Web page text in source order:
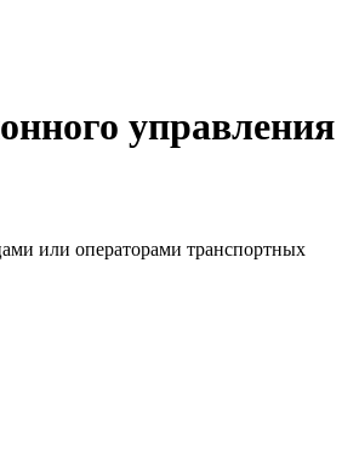
управления
или операторами транспортных